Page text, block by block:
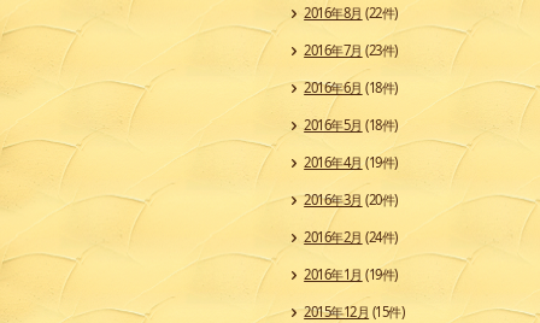
2016年8月 (22件)
2016年7月 (23件)
2016年6月 (18件)
2016年5月 (18件)
2016年4月(19件)
2016年3月 (20件)
2016年2月 (24件)
2016年1月 (19件)
2015年12月 (15件)